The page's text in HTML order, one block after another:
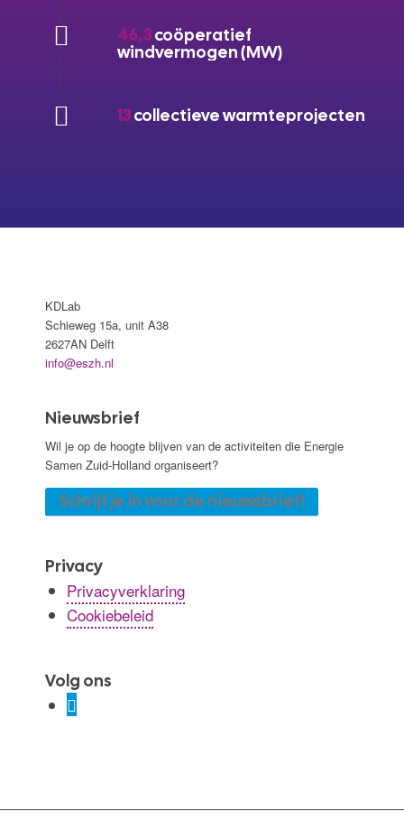
46,3coöperatief
windvermogen (MW)
13collectieve warmteprojecten
KDLab
Schieweg 15a, unit A38
2627AN Delft
info@eszh.nl
Nieuwsbrief
Wil je op de hoogte blijven van de activiteiten die Energie
Samen Zuid-Holland organiseert?
Schrijf je in voor de nieuwsbrief!
Privacy
Privacyverklaring
Cookiebeleid
Volg ons